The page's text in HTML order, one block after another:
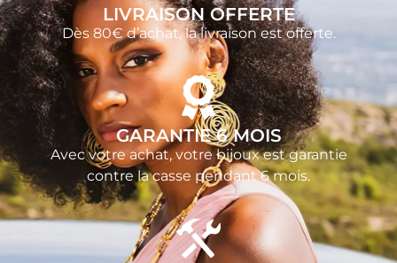
LIVRAISON OFFERTE
Dès 80€ d’achat, la livraison est offerte.
GARANTIE 6 MOIS
Avec votre achat, votre bijoux est garantie
contre la casse pendant 6 mois.